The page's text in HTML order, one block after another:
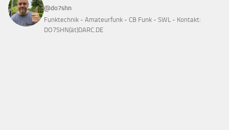
@do7shn
Funktechnik - Amateurfunk - CB Funk - SWL - Kontakt:
DO7SHN(ät)DARC.DE